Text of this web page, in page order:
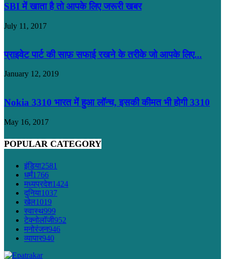
SBI में खाता है तो आपके लिए जरूरी खबर
July 11, 2017
प्राइवेट पार्ट की साफ़ सफाई रखने के तरीके जो आपके लिए...
January 12, 2019
Nokia 3310 भारत में हुआ लॉन्च, इसकी कीमत भी होगी 3310
May 16, 2017
POPULAR CATEGORY
इंडिया2581
धर्मं1766
मध्यप्रदेश1424
दुनिया1037
खेल1019
स्वास्थ999
टेक्नोलॉजी952
मनोरंजन946
व्यापार940